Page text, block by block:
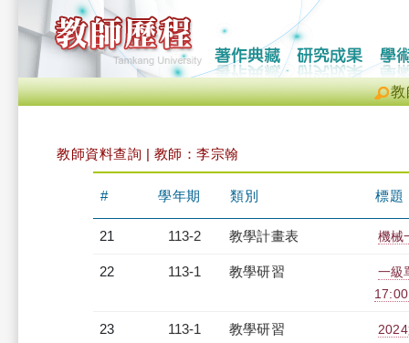
教
教師資料查詢 | 教師：李宗翰
# 學年期 類別 標題
21 113-2 教學計畫表 機械
22 113-1 教學研習
一級
23 113-1 教學研習